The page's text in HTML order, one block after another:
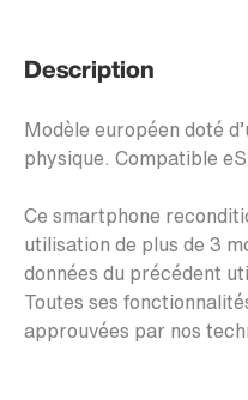
Description
Modèle européen doté
physique. Compatible
Ce smartphone
utilisation de plus de 3
données du précédent
Toutes ses
approuvées par nos